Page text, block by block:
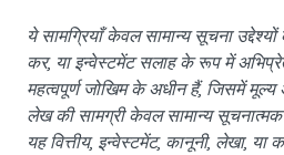
ये सामग्रियाँ केवल सामान्य सूचना
कर, या इन्वेस्टमेंट सलाह के रूप में
महत्वपूर्ण जोखिम के अधीन हैं, जिसमें मूल्य
लेख की सामग्री केवल सामान्य
यह वित्तीय, इन्वेस्टमेंट, कानूनी, लेखा,